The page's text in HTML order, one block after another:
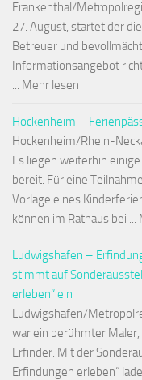
Frankenthal/
27. August, startet der
Betreuer und
Informationsangebot
... Mehr lesen
Hockenheim –
Hockenheim/Rhein-
Es liegen weiterhin
bereit. Für eine
Vorlage eines
können im Rathaus bei ...
Ludwigshafen –
stimmt auf
erleben“ ein
Ludwigshafen/
war ein berühmter
Erfinder. Mit der
Erfindungen erleben“